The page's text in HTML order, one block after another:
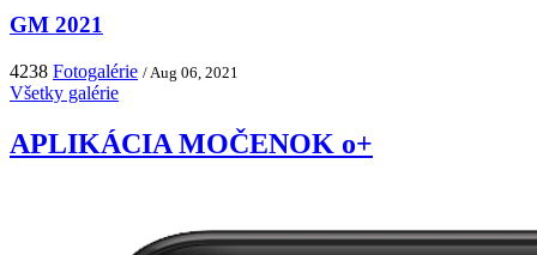
GM 2021
4238 Fotogalérie / Aug 06, 2021
Všetky galérie
APLIKÁCIA MOČENOK o+